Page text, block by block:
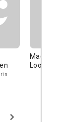
Madison J.
Loos